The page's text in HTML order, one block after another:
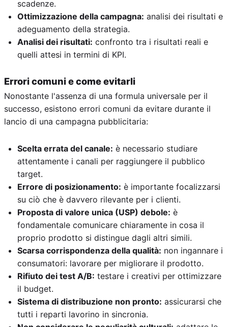
scadenze.
Ottimizzazione della campagna: analisi dei risultati e
adeguamento della strategia.
Analisi dei risultati: confronto tra i risultati reali e
quelli attesi in termini di KPI.
Errori comuni e come evitarli
Nonostante l'assenza di una formula universale per il
successo, esistono errori comuni da evitare durante il
lancio di una campagna pubblicitaria:
Scelta errata del canale: è necessario studiare
attentamente i canali per raggiungere il pubblico
target.
Errore di posizionamento: è importante focalizzarsi
su ciò che è davvero rilevante per i clienti.
Proposta di valore unica (USP) debole: è
fondamentale comunicare chiaramente in cosa il
proprio prodotto si distingue dagli altri simili.
Scarsa corrispondenza della qualità: non ingannare i
consumatori: lavorare per migliorare il prodotto.
Rifiuto dei test A/B: testare i creativi per ottimizzare
il budget.
Sistema di distribuzione non pronto: assicurarsi che
tutti i reparti lavorino in sincronia.